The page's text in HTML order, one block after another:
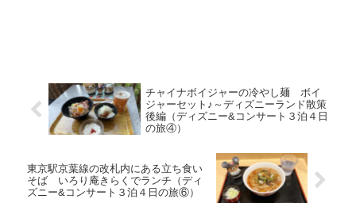
チャイナボイジャーの冷やし麺 ボイ
ジャーセット♪～ディズニーランド散策
後編（ディズニー&コンサート３泊４日
の旅④）
東京駅京葉線の改札内にある立ち食い
そば いろり庵きらくでランチ（ディ
ズニー&コンサート３泊４日の旅⑥）